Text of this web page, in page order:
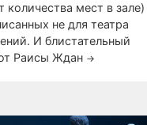
мест в зале)
не для театра
И блистательный
Раисы Ждан →